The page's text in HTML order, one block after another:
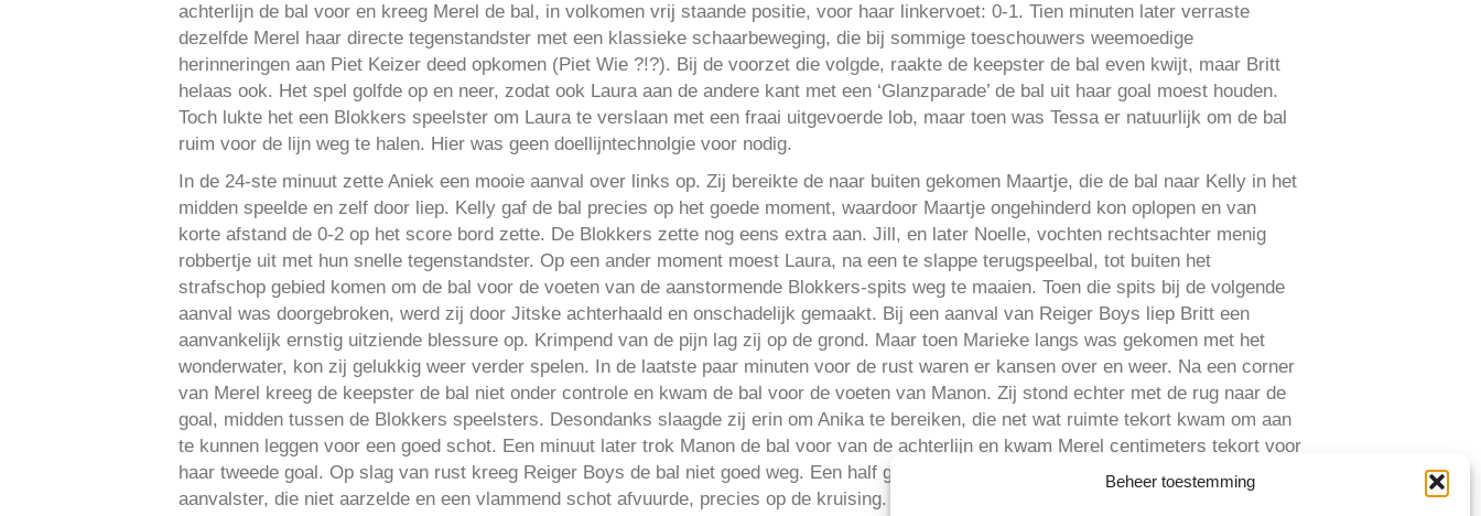
Beheer toestemming
achterlijn de bal voor en kreeg Merel de bal, in volkomen vrij staande positie, voor haar linkervoet: 0-1. Tien minuten later verraste
dezelfde Merel haar directe tegenstandster met een klassieke schaarbeweging, die bij sommige toeschouwers weemoedige
herinneringen aan Piet Keizer deed opkomen (Piet Wie ?!?). Bij de voorzet die volgde, raakte de keepster de bal even kwijt, maar Britt
helaas ook. Het spel golfde op en neer, zodat ook Laura aan de andere kant met een ‘Glanzparade’ de bal uit haar goal moest houden.
Toch lukte het een Blokkers speelster om Laura te verslaan met een fraai uitgevoerde lob, maar toen was Tessa er natuurlijk om de bal
ruim voor de lijn weg te halen. Hier was geen doellijntechnolgie voor nodig.
In de 24-ste minuut zette Aniek een mooie aanval over links op. Zij bereikte de naar buiten gekomen Maartje, die de bal naar Kelly in het
midden speelde en zelf door liep. Kelly gaf de bal precies op het goede moment, waardoor Maartje ongehinderd kon oplopen en van
korte afstand de 0-2 op het score bord zette. De Blokkers zette nog eens extra aan. Jill, en later Noelle, vochten rechtsachter menig
robbertje uit met hun snelle tegenstandster. Op een ander moment moest Laura, na een te slappe terugspeelbal, tot buiten het
strafschop gebied komen om de bal voor de voeten van de aanstormende Blokkers-spits weg te maaien. Toen die spits bij de volgende
aanval was doorgebroken, werd zij door Jitske achterhaald en onschadelijk gemaakt. Bij een aanval van Reiger Boys liep Britt een
aanvankelijk ernstig uitziende blessure op. Krimpend van de pijn lag zij op de grond. Maar toen Marieke langs was gekomen met het
wonderwater, kon zij gelukkig weer verder spelen. In de laatste paar minuten voor de rust waren er kansen over en weer. Na een corner
van Merel kreeg de keepster de bal niet onder controle en kwam de bal voor de voeten van Manon. Zij stond echter met de rug naar de
goal, midden tussen de Blokkers speelsters. Desondanks slaagde zij erin om Anika te bereiken, die net wat ruimte tekort kwam om aan
te kunnen leggen voor een goed schot. Een minuut later trok Manon de bal voor van de achterlijn en kwam Merel centimeters tekort voor
haar tweede goal. Op slag van rust kreeg Reiger Boys de bal niet goed weg. Een half geraakte bal viel voor de voeten van een Blokkers
aanvalster, die niet aarzelde en een vlammend schot afvuurde, precies op de kruising.